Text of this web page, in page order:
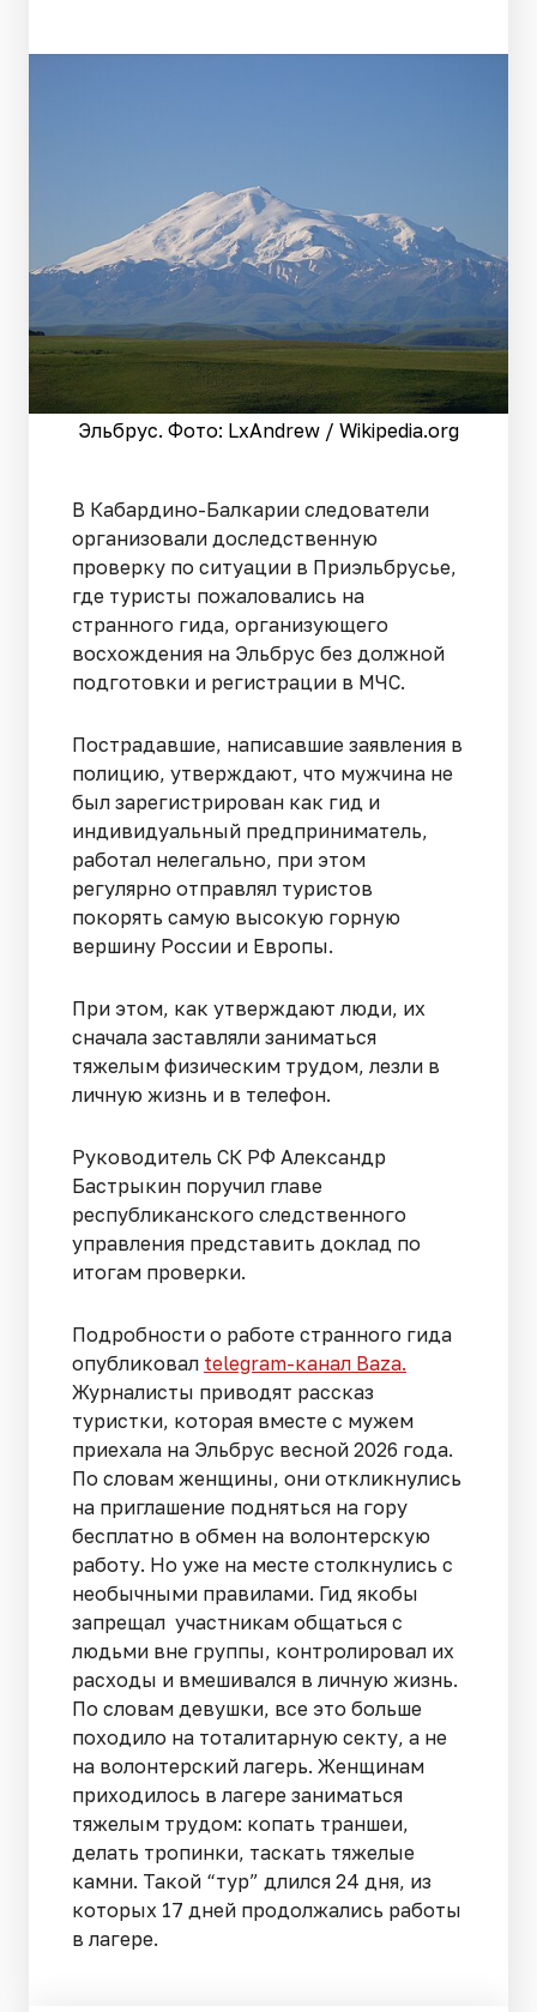
Эльбрус. Фото: LxAndrew / Wikipedia.org
В Кабардино-Балкарии следователи
организовали доследственную
проверку по ситуации в Приэльбрусье,
где туристы пожаловались на
странного гида, организующего
восхождения на Эльбрус без должной
подготовки и регистрации в МЧС.
Пострадавшие, написавшие заявления в
полицию, утверждают, что мужчина не
был зарегистрирован как гид и
индивидуальный предприниматель,
работал нелегально, при этом
регулярно отправлял туристов
покорять самую высокую горную
вершину России и Европы.
При этом, как утверждают люди, их
сначала заставляли заниматься
тяжелым физическим трудом, лезли в
личную жизнь и в телефон.
Руководитель СК РФ Александр
Бастрыкин поручил главе
республиканского следственного
управления представить доклад по
итогам проверки.
Подробности о работе странного гида
опубликовал telegram-канал Baza.
Журналисты приводят рассказ
туристки, которая вместе с мужем
приехала на Эльбрус весной 2026 года.
По словам женщины, они откликнулись
на приглашение подняться на гору
бесплатно в обмен на волонтерскую
работу. Но уже на месте столкнулись с
необычными правилами. Гид якобы
запрещал участникам общаться с
людьми вне группы, контролировал их
расходы и вмешивался в личную жизнь.
По словам девушки, все это больше
походило на тоталитарную секту, а не
на волонтерский лагерь. Женщинам
приходилось в лагере заниматься
тяжелым трудом: копать траншеи,
делать тропинки, таскать тяжелые
камни. Такой “тур” длился 24 дня, из
которых 17 дней продолжались работы
в лагере.